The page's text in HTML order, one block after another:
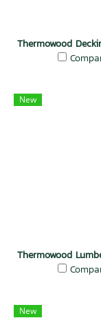
Thermowood
New
Thermowood
New